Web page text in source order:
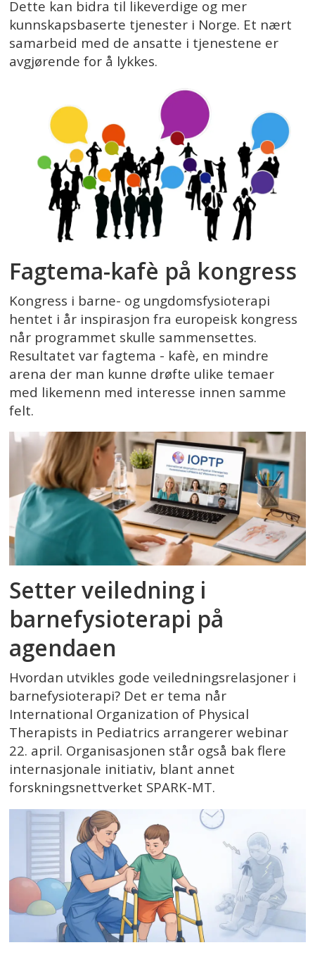
Dette kan bidra til likeverdige og mer
kunnskapsbaserte tjenester i Norge. Et nært
samarbeid med de ansatte i tjenestene er
avgjørende for å lykkes.
Fagtema-kafè på kongress
Kongress i barne- og ungdomsfysioterapi
hentet i år inspirasjon fra europeisk kongress
når programmet skulle sammensettes.
Resultatet var fagtema - kafè, en mindre
arena der man kunne drøfte ulike temaer
med likemenn med interesse innen samme
felt.
Setter veiledning i
barnefysioterapi på
agendaen
Hvordan utvikles gode veiledningsrelasjoner i
barnefysioterapi? Det er tema når
International Organization of Physical
Therapists in Pediatrics arrangerer webinar
22. april. Organisasjonen står også bak flere
internasjonale initiativ, blant annet
forskningsnettverket SPARK-MT.